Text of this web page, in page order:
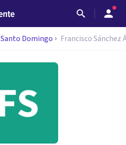
Santo Domingo Francisco Sánchez